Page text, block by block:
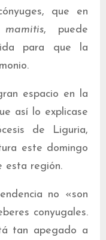
que en
mamitis, puede
para que la
espacio en la
así lo explicase
de Liguria,
este domingo
esta región.
no «son
conyugales.
tan apegado a